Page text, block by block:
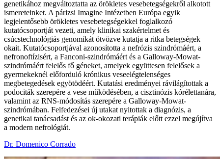
genetikához megváltoztatta az örökletes vesebetegségekről alkotott
ismereteinket. A párizsi Imagine Intézetben Európa egyik
legjelentősebb örökletes vesebetegségekkel foglalkozó
kutatócsoportját vezeti, amely klinikai szakértelmet és
csúcstechnológiás genomikát ötvözve kutatja a ritka betegségek
okait. Kutatócsoportjával azonosította a nefrózis szindrómáért, a
nefronoftízisért, a Fanconi-szindrómáért és a Galloway-Mowat-
szindrómáért felelős fő géneket, amelyek együttesen felelősek a
gyermekeknél előforduló krónikus veseelégtelenséges
megbetegedések egyötödéért. Kutatási eredményei rávilágítottak a
podociták szerepére a vese működésében, a cisztinózis kórélettanára,
valamint az RNS-módosítás szerepére a Galloway-Mowat-
szindrómában. Felfedezései új utakat nyitottak a diagnózis, a
genetikai tanácsadást és az ok-okozati terápiák előtt ezzel megújítva
a modern nefrológiát.
Dr. Domenico Corrado